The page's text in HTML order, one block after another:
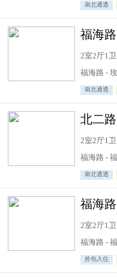
南北通透
福海
2室2厅1
福海路 -
南北通透
北二
2室2厅1
福海路 -
南北通透
2室2厅1
福海路 -
拎包入住